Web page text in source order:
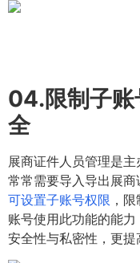
04.限制子
全
展商证件人员管理是
常常需要导入导出展商
可设置子账号权限 ，
账号使用此功能的能
安全性与私密性，更提